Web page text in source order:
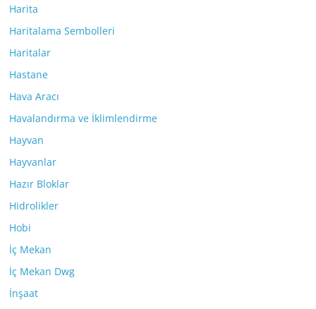
Harita
Haritalama Sembolleri
Haritalar
Hastane
Hava Aracı
Havalandırma ve İklimlendirme
Hayvan
Hayvanlar
Hazır Bloklar
Hidrolikler
Hobi
İç Mekan
İç Mekan Dwg
İnşaat